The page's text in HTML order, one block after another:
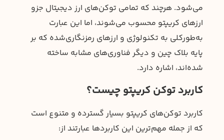
می‌شود. هرچند که تمامی توکن‌های ارز دیجیتال جزو
ارزهای کریپتو محسوب می‌شوند، اما این عبارت
به‌طور‌کلی به تکنولوژی و ارزهای رمزنگاری‌شده که بر
پایه بلاک‌ چین و دیگر فناوری‌های مشابه ساخته
شده‌اند، اشاره دارد.
کاربرد توکن کریپتو چیست؟
کاربرد توکن‌های کریپتو بسیار گسترده و متنوع است
که از جمله مهم‌ترین این کاربردها عبارتند از: